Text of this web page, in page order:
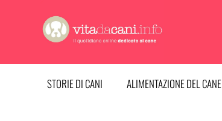
contenuto
STORIE DI CANI ALIMENTAZIONE DEL CANE